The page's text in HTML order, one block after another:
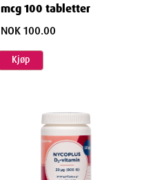
mcg 100 tabletter
NOK 100.00
Kjøp